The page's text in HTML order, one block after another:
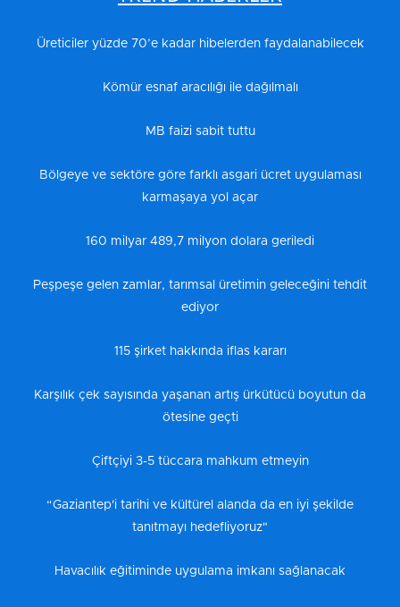
Üreticiler yüzde 70’e kadar hibelerden faydalanabilecek
Kömür esnaf aracılığı ile dağılmalı
MB faizi sabit tuttu
Bölgeye ve sektöre göre farklı asgari ücret uygulaması
karmaşaya yol açar
160 milyar 489,7 milyon dolara geriledi
Peşpeşe gelen zamlar, tarımsal üretimin geleceğini tehdit
ediyor
115 şirket hakkında iflas kararı
Karşılık çek sayısında yaşanan artış ürkütücü boyutun da
ötesine geçti
Çiftçiyi 3-5 tüccara mahkum etmeyin
“Gaziantep'i tarihi ve kültürel alanda da en iyi şekilde
tanıtmayı hedefliyoruz"
Havacılık eğitiminde uygulama imkanı sağlanacak